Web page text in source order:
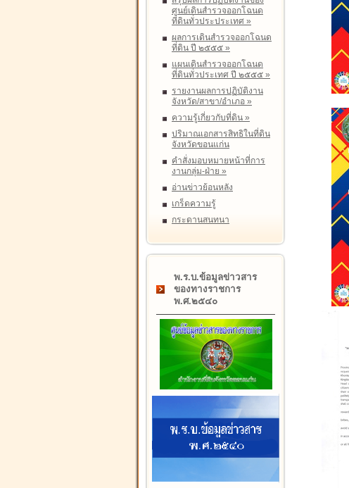
ศูนย์เดินสำรวจออกโฉนด
ที่ดินทั่วประประเทศ »
ผลการเดินสำรวจออกโฉนด
ที่ดิน ปี ๒๕๕๕ »
แผนเดินสำรวจออกโฉนด
ที่ดินทั่วประเทศ ปี ๒๕๕๕ »
รายงานผลการปฏิบัติงาน
จังหวัด/สาขา/อำเภอ »
ความรู้เกี่ยวกับที่ดิน »
ปริมาณเอกสารสิทธิในที่ดิน
จังหวัดขอนแก่น
คำสั่งมอบหมายหน้าที่การ
งานกลุ่ม-ฝ่าย »
อ่านข่าวย้อนหลัง
เกร็ดความรู้
กระดานสนทนา
พ.ร.บ.ข้อมูลข่าวสาร
ของทางราชการ
พ.ศ.๒๕๔๐